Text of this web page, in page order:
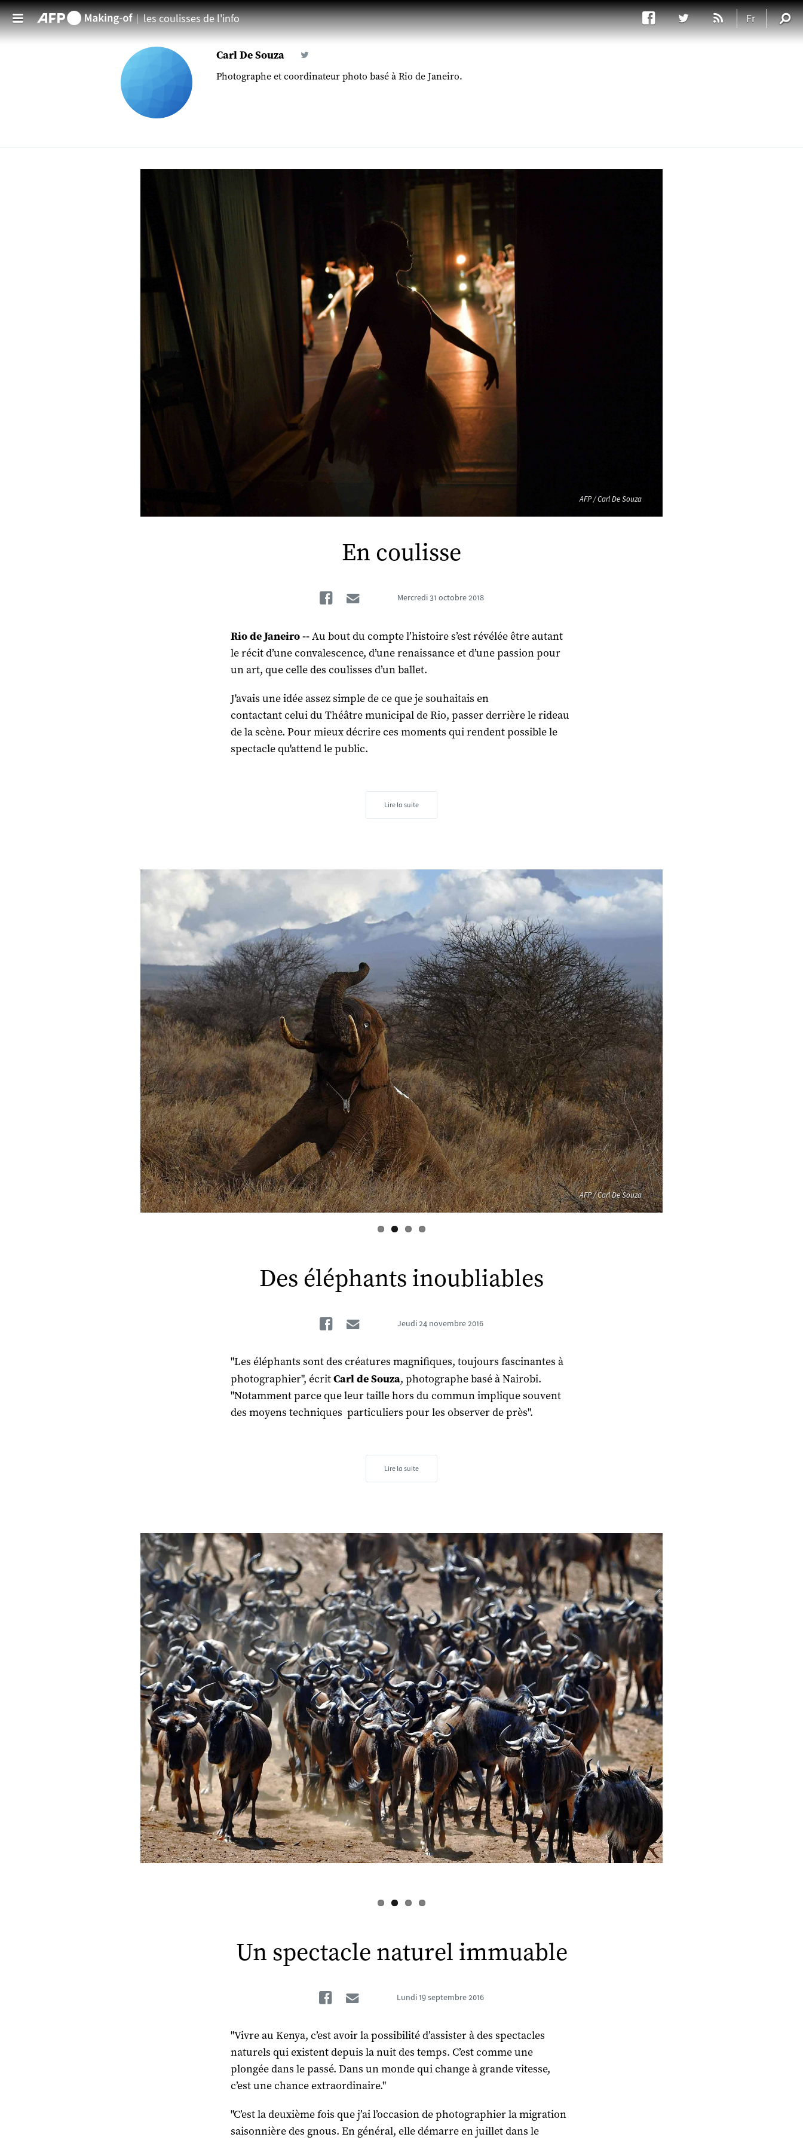
Aller au contenu principal les coulisses de l'info
Carl De Souza
Photographe et coordinateur photo basé à Rio de Janeiro.
AFP / Carl De Souza
En coulisse
FacebookMercredi 31 octobre 2018
Rio de Janeiro --Au bout du compte l’histoire s’est révélée être autant
le récit d’une convalescence, d’une renaissance et d’une passion pour
un art, que celle des coulisses d’un ballet.
J'avais une idée assez simple de ce que je souhaitais en
contactant celui du Théâtre municipal de Rio, passer derrière le rideau
de la scène. Pour mieux décrire ces moments qui rendent possible le
spectacle qu'attend le public.
Lire la suite
AFP / Carl De Souza
Des éléphants inoubliables
FacebookJeudi24 novembre 2016
"Les éléphants sont des créatures magnifiques, toujours fascinantes à
photographier", écritCarl de Souza, photographe basé à Nairobi.
"Notamment parce que leur taille hors du commun implique souvent
des moyens techniques particuliers pour les observer de près".
Lire la suite
Un spectacle naturel immuable
FacebookLundi 19 septembre 2016
"Vivre au Kenya, c’est avoir la possibilité d’assister à des spectacles
naturels qui existent depuis la nuit des temps. C’est comme une
plongée dans le passé. Dans un monde qui change à grande vitesse,
c’est une chance extraordinaire."
"C’est la deuxième fois que j’ai l’occasion de photographier la migration
saisonnière des gnous. En général, elle démarre en juillet dans le